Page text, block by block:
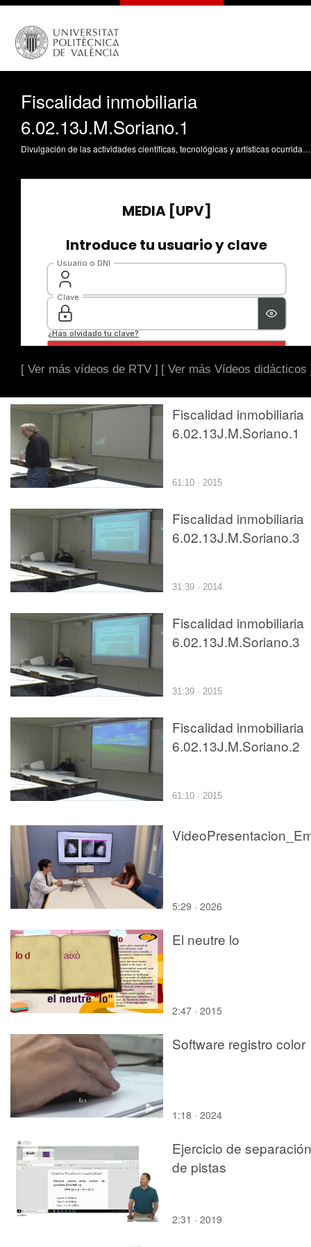
Fiscalidad inmobiliaria
6.02.13J.M.Soriano.1
Divulgación de las actividades científicas, tecnológicas y artísticas ocurridas en los tres campus de la UPV
[ Ver más vídeos de RTV ] [ Ver más Vídeos didácticos
Fiscalidad inmobiliaria
6.02.13J.M.Soriano.1
61:10 · 2015
Fiscalidad inmobiliaria
6.02.13J.M.Soriano.3
31:39 · 2014
Fiscalidad inmobiliaria
6.02.13J.M.Soriano.3
31:39 · 2015
Fiscalidad inmobiliaria
6.02.13J.M.Soriano.2
61:10 · 2015
5:29 · 2026
El neutre lo
2:47 · 2015
Software registro color
1:18 · 2024
Ejercicio de separación
de pistas
2:31 · 2019